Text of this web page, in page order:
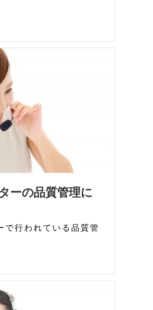
ーの品質管理に
で行われている品質管